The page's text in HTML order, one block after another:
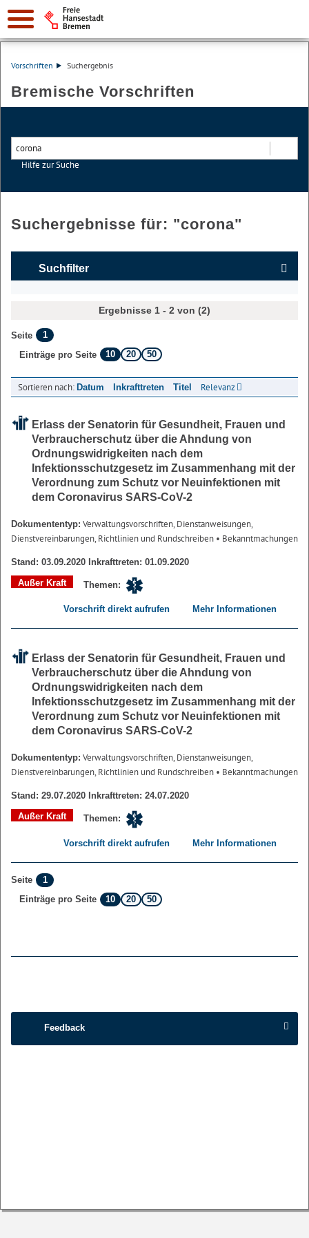
Vorschriften Suchergebnis
Bremische Vorschriften
Hilfe zur Suche
Suchergebnisse für: "corona"
Suchfilter
Ergebnisse 1 - 2 von (2)
Seite
1
Einträge pro Seite
10 20 50
Sortieren nach: Datum Inkrafttreten Titel Relevanz
Erlass der Senatorin für Gesundheit, Frauen und
Verbraucherschutz über die Ahndung von
Ordnungswidrigkeiten nach dem
Infektionsschutzgesetz im Zusammenhang mit der
Verordnung zum Schutz vor Neuinfektionen mit
dem Coronavirus SARS-CoV-2
Dokumententyp: Verwaltungsvorschriften, Dienstanweisungen,
Dienstvereinbarungen, Richtlinien und Rundschreiben • Bekanntmachungen
Stand: 03.09.2020 Inkrafttreten: 01.09.2020
Außer Kraft
Themen:
Vorschrift direkt aufrufen Mehr Informationen
Erlass der Senatorin für Gesundheit, Frauen und
Verbraucherschutz über die Ahndung von
Ordnungswidrigkeiten nach dem
Infektionsschutzgesetz im Zusammenhang mit der
Verordnung zum Schutz vor Neuinfektionen mit
dem Coronavirus SARS-CoV-2
Dokumententyp: Verwaltungsvorschriften, Dienstanweisungen,
Dienstvereinbarungen, Richtlinien und Rundschreiben • Bekanntmachungen
Stand: 29.07.2020 Inkrafttreten: 24.07.2020
Außer Kraft
Themen:
Vorschrift direkt aufrufen Mehr Informationen
Seite
1
Einträge pro Seite
10 20 50
Feedback